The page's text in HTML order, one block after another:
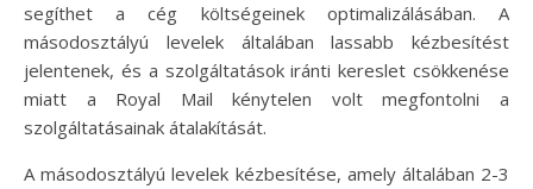
segíthet a cég költségeinek optimalizálásában. A
másodosztályú levelek általában lassabb kézbesítést
jelentenek, és a szolgáltatások iránti kereslet csökkenése
miatt a Royal Mail kénytelen volt megfontolni a
szolgáltatásainak átalakítását.
A másodosztályú levelek kézbesítése, amely általában 2-3